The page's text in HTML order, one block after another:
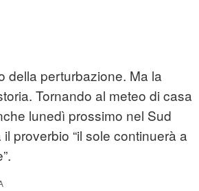
della perturbazione. Ma la
Tornando al meteo di casa
lunedì prossimo nel Sud
proverbio “il sole continuerà a